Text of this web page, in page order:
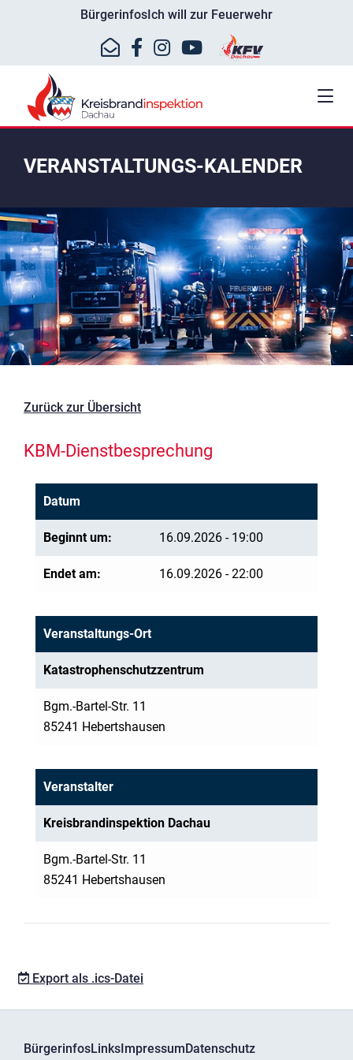
BürgerinfosIch will zur Feuerwehr
VERANSTALTUNGS-KALENDER
Zurück zur Übersicht
KBM-Dienstbesprechung
Datum
Beginnt um: 16.09.2026 - 19:00
Endet am: 16.09.2026 - 22:00
Veranstaltungs-Ort
Katastrophenschutzzentrum
Bgm.-Bartel-Str. 11
85241 Hebertshausen
Veranstalter
Kreisbrandinspektion Dachau
Bgm.-Bartel-Str. 11
85241 Hebertshausen
Export als .ics-Datei
BürgerinfosLinksImpressumDatenschutz